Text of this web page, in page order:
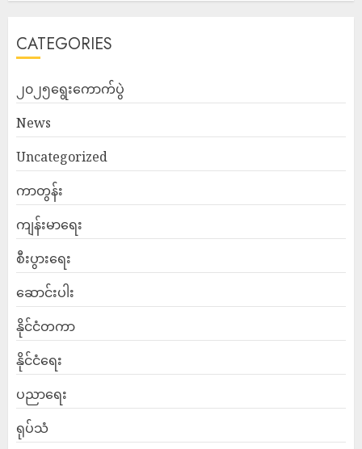
CATEGORIES
၂၀၂၅ရွေးကောက်ပွဲ
News
Uncategorized
ကာတွန်း
ကျန်းမာရေး
စီးပွားရေး
ဆောင်းပါး
နိုင်ငံတကာ
နိုင်ငံရေး
ပညာရေး
ရုပ်သံ